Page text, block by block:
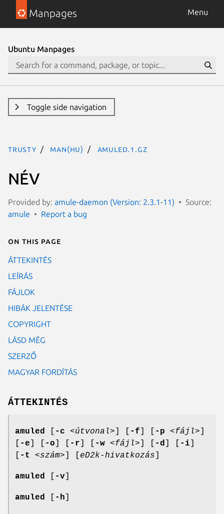
Manpages Menu
Ubuntu Manpages
Toggle side navigation
trusty man(hu) amuled.1.gz
NÉV
Provided by: amule-daemon (Version: 2.3.1-11)
Source:
amule
Report a bug
On this page
ÁTTEKINTÉS
LEÍRÁS
FÁJLOK
HIBÁK JELENTÉSE
COPYRIGHT
LÁSD MÉG
SZERZŐ
MAGYAR FORDÍTÁS
ÁTTEKINTÉS
amuled -c <útvonal> -f -p <fájl>
-e -o -r -w <fájl> -d -i
-t <szám> eD2k-hivatkozás
amuled -v
amuled -h